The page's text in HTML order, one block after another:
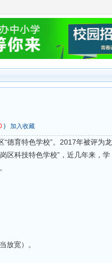
) 加入收藏
德育特色学校”。2017年被评为龙
区科技特色学校”，近几年来，学
放宽）。